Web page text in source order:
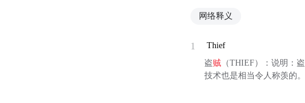
网络释义
1
Thief
盗贼 （THIEF）：说明：盗
技术也是相当令人称羡的。